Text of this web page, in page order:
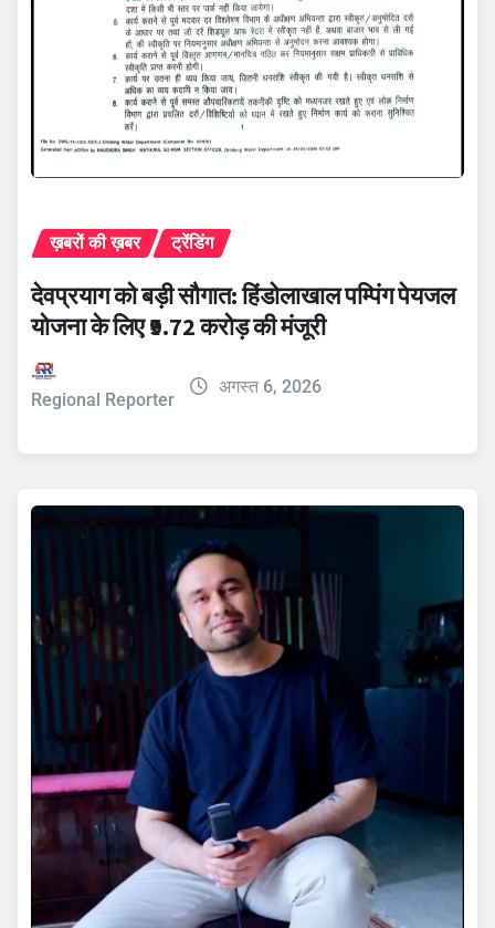
ख़बरों की ख़बर ट्रेंडिंग
देवप्रयाग को बड़ी सौगात: हिंडोलाखाल पम्पिंग पेयजल
योजना के लिए ₹9.72 करोड़ की मंजूरी
Regional Reporter
अगस्त 6, 2026